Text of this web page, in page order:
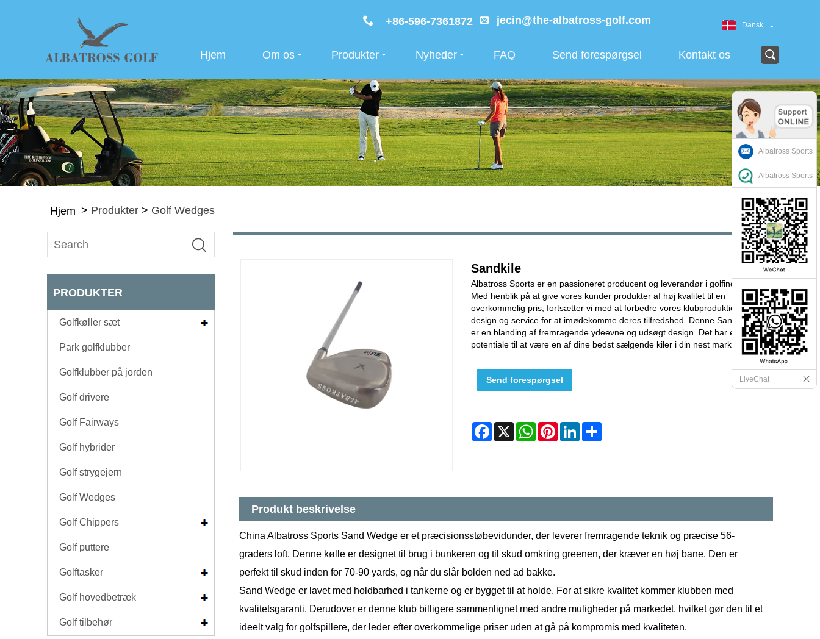
+86-596-7361872 jecin@the-albatross-golf.com Dansk
Hjem Om os Produkter Nyheder FAQ Send forespørgsel Kontakt os
Hjem > Produkter > Golf Wedges
PRODUKTER
Golfkøller sæt
Park golfklubber
Golfklubber på jorden
Golf drivere
Golf Fairways
Golf hybrider
Golf strygejern
Golf Wedges
Golf Chippers
Golf puttere
Golftasker
Golf hovedbetræk
Golf tilbehør
Sandkile
Albatross Sports er en passioneret producent og leverandør i golfindustrien.
Med henblik på at give vores kunder produkter af høj kvalitet til en
overkommelig pris, fortsætter vi med at forbedre vores klubproduktionsteknik,
design og service for at imødekomme deres tilfredshed. Denne Sand Wedge
er en blanding af fremragende ydeevne og udsøgt design. Det har et stort
potentiale til at være en af ​​dine bedst sælgende kiler i din nest marketingplan.
Send forespørgsel
Facebook
X WhatsApp
Pinterest
LinkedIn
Produkt beskrivelse
China Albatross Sports Sand Wedge er et præcisionsstøbevidunder, der leverer fremragende teknik og præcise 56-
graders loft. Denne kølle er designet til brug i bunkeren og til skud omkring greenen, der kræver en høj bane. Den er
perfekt til skud inden for 70-90 yards, og når du slår bolden ned ad bakke.
Sand Wedge er lavet med holdbarhed i tankerne og er bygget til at holde. For at sikre kvalitet kommer klubben med
kvalitetsgaranti. Derudover er denne klub billigere sammenlignet med andre muligheder på markedet, hvilket gør den til et
ideelt valg for golfspillere, der leder efter overkommelige priser uden at gå på kompromis med kvaliteten.
Albatross Sports
Albatross Sports
LiveChat